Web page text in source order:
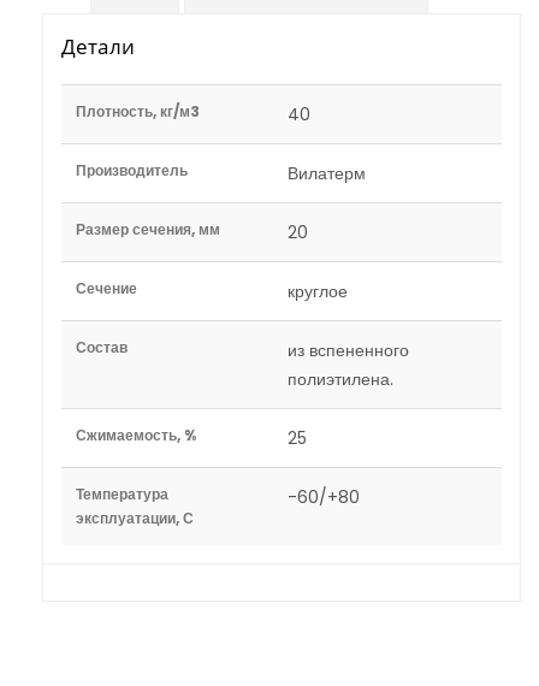
Детали
Плотность, кг/м3 40
Производитель Вилатерм
Размер сечения, мм 20
Сечение круглое
Состав
из вспененного
полиэтилена.
Сжимаемость, % 25
Температура
эксплуатации, С
-60/+80